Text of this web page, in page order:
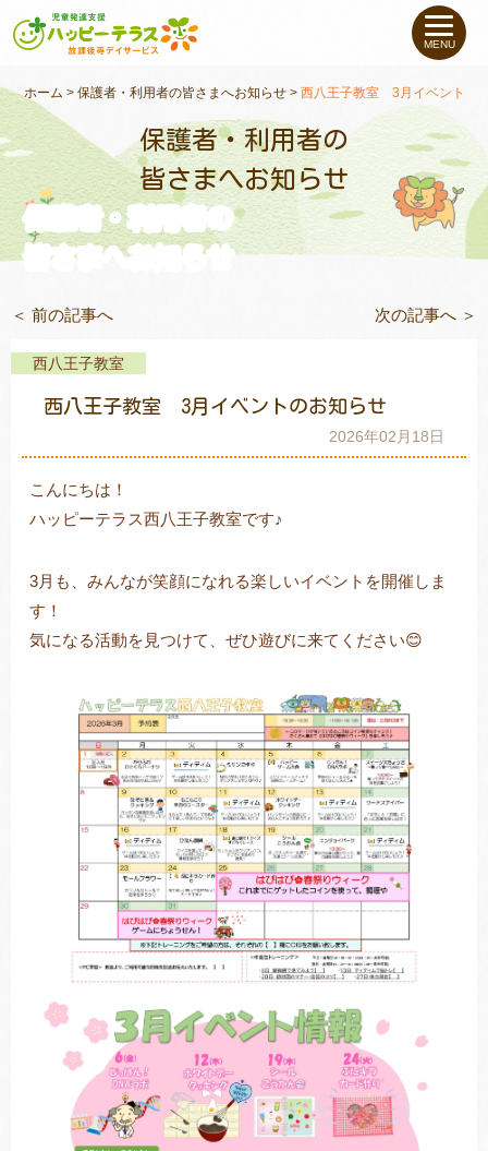
私たちについて
未就学のお子さま（０〜６才）
小学生〜高校生の お子さま
支援事例
教室一覧
トレキング DIDIM
MENU
ホーム >保護者・利用者の皆さまへお知らせ >西八王子教室 3月イベントの
保護者・利用者の
皆さまへお知らせ
保護者・利用者の
皆さまへお知らせ
＜ 前の記事へ 次の記事へ ＞
西八王子教室
西八王子教室 3月イベントのお知らせ
2026年02月18日
こんにちは！
ハッピーテラス西八王子教室です♪
3月も、みんなが笑顔になれる楽しいイベントを開催しま
す！
気になる活動を見つけて、ぜひ遊びに来てください😊